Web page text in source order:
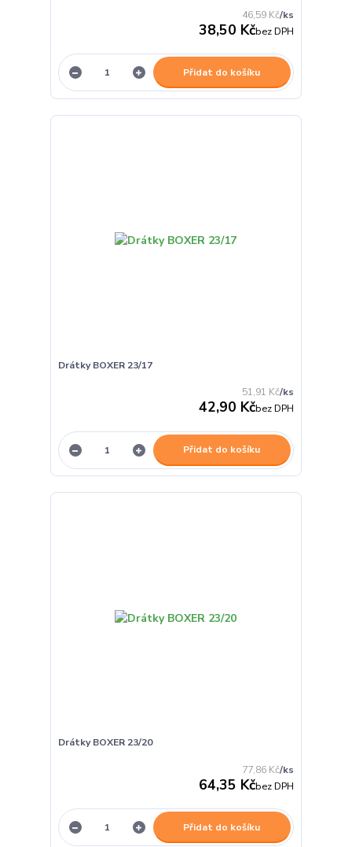
46,59 Kč/ks
38,50 Kčbez DPH
Přidat do košíku
Drátky BOXER 23/17
51,91 Kč/ks
42,90 Kčbez DPH
Přidat do košíku
Drátky BOXER 23/20
77,86 Kč/ks
64,35 Kčbez DPH
Přidat do košíku